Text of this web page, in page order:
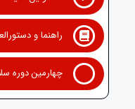
راهنما و
چهارمین دوره